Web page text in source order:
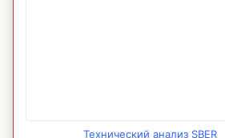
Технический анализ SBER